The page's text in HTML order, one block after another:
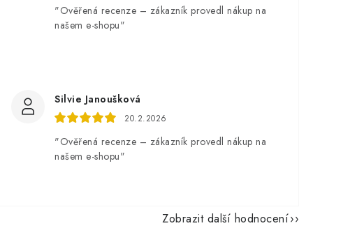
"Ověřená recenze – zákazník provedl nákup na
našem e-shopu"
Silvie Janoušková
20.2.2026
"Ověřená recenze – zákazník provedl nákup na
našem e-shopu"
Zobrazit další hodnocení